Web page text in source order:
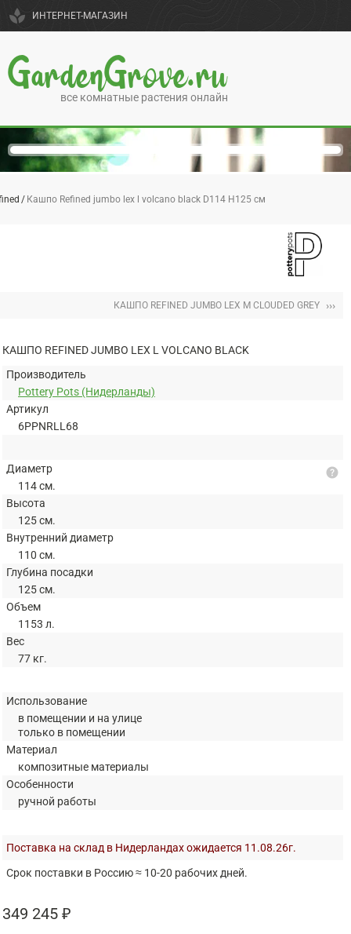
spa ИНТЕРНЕТ-МАГАЗИН
GardenGrove.ru
все комнатные растения онлайн
Кашпо Refined jumbo lex l volcano black D114 H125 см
КАШПО REFINED JUMBO LEX M CLOUDED GREY ›››
КАШПО REFINED JUMBO LEX L VOLCANO BLACK
Производитель
Pottery Pots (Нидерланды)
Артикул
6PPNRLL68
Диаметр
114 см.
Высота
125 см.
Внутренний диаметр
110 см.
Глубина посадки
125 см.
Объем
1153 л.
Вес
77 кг.
help
Использование
в помещении и на улице
только в помещении
Материал
композитные материалы
Особенности
ручной работы
Поставка на склад в Нидерландах ожидается 11.08.26г.
Срок поставки в Россию ≈ 10-20 рабочих дней.
349 245 ₽